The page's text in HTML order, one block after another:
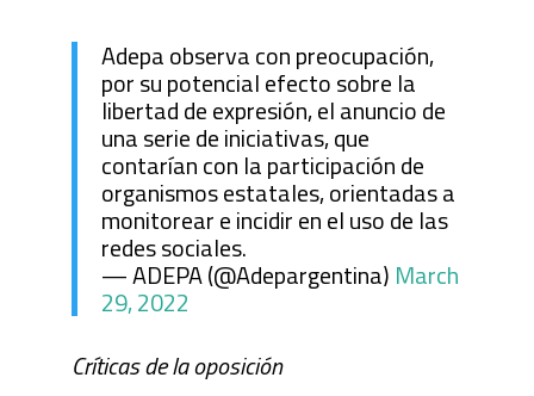
Adepa observa con preocupación,
por su potencial efecto sobre la
libertad de expresión, el anuncio de
una serie de iniciativas, que
contarían con la participación de
organismos estatales, orientadas a
monitorear e incidir en el uso de las
redes sociales.
— ADEPA (@Adepargentina) March
29, 2022
Críticas de la oposición